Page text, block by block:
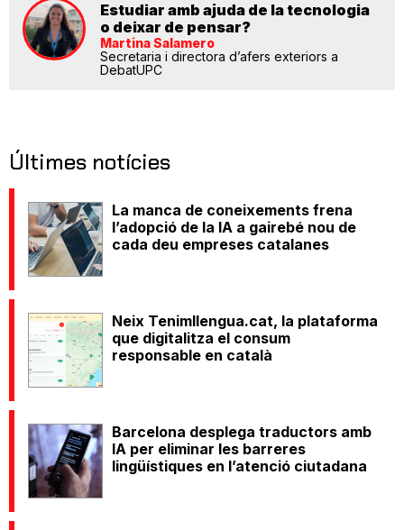
Estudiar amb ajuda de la tecnologia
o deixar de pensar?
Martina Salamero
Secretaria i directora d’afers exteriors a
DebatUPC
Últimes notícies
La manca de coneixements frena
l’adopció de la IA a gairebé nou de
cada deu empreses catalanes
Neix Tenimllengua.cat, la plataforma
que digitalitza el consum
responsable en català
Barcelona desplega traductors amb
IA per eliminar les barreres
lingüístiques en l’atenció ciutadana